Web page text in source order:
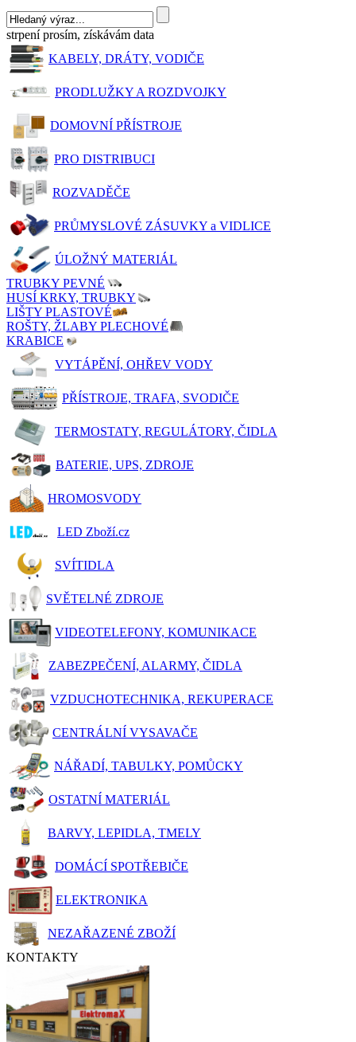
strpení prosím, získávám data
KABELY, DRÁTY, VODIČE
PRODLUŽKY A ROZDVOJKY
DOMOVNÍ PŘÍSTROJE
PRO DISTRIBUCI
ROZVADĚČE
PRŮMYSLOVÉ ZÁSUVKY a VIDLICE
ÚLOŽNÝ MATERIÁL
TRUBKY PEVNÉ
HUSÍ KRKY, TRUBKY
LIŠTY PLASTOVÉ
ROŠTY, ŽLABY PLECHOVÉ
KRABICE
VYTÁPĚNÍ, OHŘEV VODY
PŘÍSTROJE, TRAFA, SVODIČE
TERMOSTATY, REGULÁTORY, ČIDLA
BATERIE, UPS, ZDROJE
HROMOSVODY
LED Zboží.cz
SVÍTIDLA
SVĚTELNÉ ZDROJE
VIDEOTELEFONY, KOMUNIKACE
ZABEZPEČENÍ, ALARMY, ČIDLA
VZDUCHOTECHNIKA, REKUPERACE
CENTRÁLNÍ VYSAVAČE
NÁŘADÍ, TABULKY, POMŮCKY
OSTATNÍ MATERIÁL
BARVY, LEPIDLA, TMELY
DOMÁCÍ SPOTŘEBIČE
ELEKTRONIKA
NEZAŘAZENÉ ZBOŽÍ
KONTAKTY